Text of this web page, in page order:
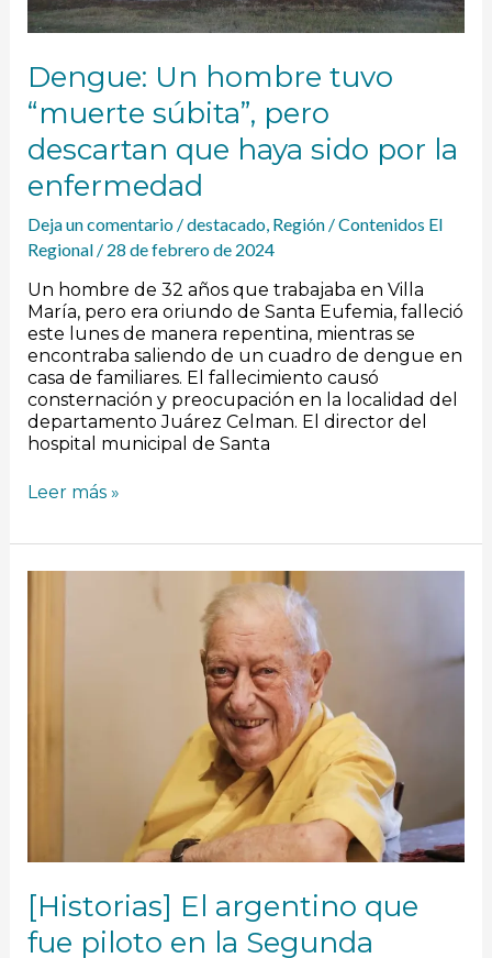
Dengue: Un hombre tuvo
“muerte súbita”, pero
descartan que haya sido por la
enfermedad
Deja un comentario /destacado, Región/Contenidos El
Regional / 28 de febrero de 2024
Un hombre de 32 años que trabajaba en Villa
María, pero era oriundo de Santa Eufemia, falleció
este lunes de manera repentina, mientras se
encontraba saliendo de un cuadro de dengue en
casa de familiares. El fallecimiento causó
consternación y preocupación en la localidad del
departamento Juárez Celman. El director del
hospital municipal de Santa
la
enfermedad
Leer más »
[Historias] El argentino que
fue piloto en la Segunda
Hayworth
festejó
su